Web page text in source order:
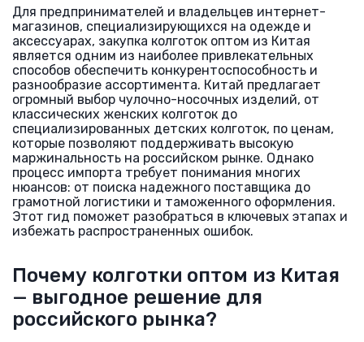
Для предпринимателей и владельцев интернет-
магазинов, специализирующихся на одежде и
аксессуарах, закупка колготок оптом из Китая
является одним из наиболее привлекательных
способов обеспечить конкурентоспособность и
разнообразие ассортимента. Китай предлагает
огромный выбор чулочно-носочных изделий, от
классических женских колготок до
специализированных детских колготок, по ценам,
которые позволяют поддерживать высокую
маржинальность на российском рынке. Однако
процесс импорта требует понимания многих
нюансов: от поиска надежного поставщика до
грамотной логистики и таможенного оформления.
Этот гид поможет разобраться в ключевых этапах и
избежать распространенных ошибок.
Почему колготки оптом из Китая
— выгодное решение для
российского рынка?